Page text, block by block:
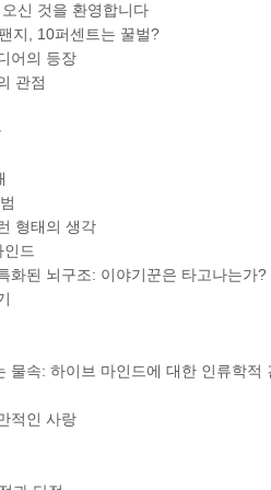
신 것을 환영합니다
지, 10퍼센트는 꿀벌?
어의 등장
관점
형태의 생각
드
화된 뇌구조: 이야기꾼은 타고나는가?
물속: 하이브 마인드에 대한 인류학적
적인 사랑